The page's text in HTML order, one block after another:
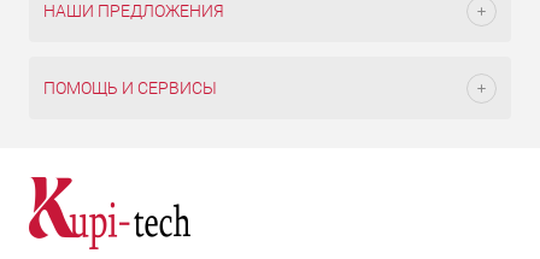
НАШИ ПРЕДЛОЖЕНИЯ
ПОМОЩЬ И СЕРВИСЫ